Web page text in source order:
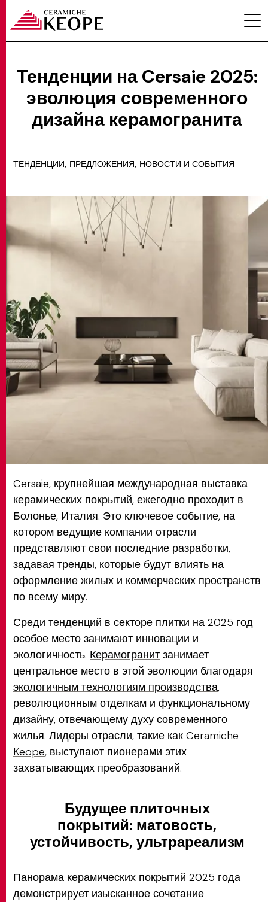
ПРОЕКТЫ
КОНТАКТЫ
MATCH APP
ПОИСК
ЗАПРЕТНАЯ ЗОНА
Тенденции на Cersaie 2025:
эволюция современного
дизайна керамогранита
ТЕНДЕНЦИИ, ПРЕДЛОЖЕНИЯ, НОВОСТИ И СОБЫТИЯ
Cersaie, крупнейшая международная выставка
керамических покрытий, ежегодно проходит в
Болонье, Италия. Это ключевое событие, на
котором ведущие компании отрасли
представляют свои последние разработки,
задавая тренды, которые будут влиять на
оформление жилых и коммерческих пространств
по всему миру.
Среди тенденций в секторе плитки на 2025 год
особое место занимают инновации и
экологичность. Керамогранит занимает
центральное место в этой эволюции благодаря
экологичным технологиям производства,
революционным отделкам и функциональному
дизайну, отвечающему духу современного
жилья. Лидеры отрасли, такие как Ceramiche
Keope, выступают пионерами этих
захватывающих преобразований.
Будущее плиточных
покрытий: матовость,
устойчивость, ультрареализм
Панорама керамических покрытий 2025 года
демонстрирует изысканное сочетание